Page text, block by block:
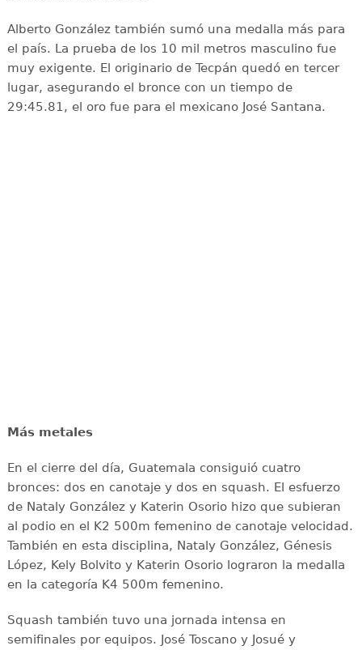
Alberto González también sumó una medalla más para
el país. La prueba de los 10 mil metros masculino fue
muy exigente. El originario de Tecpán quedó en tercer
lugar, asegurando el bronce con un tiempo de
29:45.81, el oro fue para el mexicano José Santana.
Más metales
En el cierre del día, Guatemala consiguió cuatro
bronces: dos en canotaje y dos en squash. El esfuerzo
de Nataly González y Katerin Osorio hizo que subieran
al podio en el K2 500m femenino de canotaje velocidad.
También en esta disciplina, Nataly González, Génesis
López, Kely Bolvito y Katerin Osorio lograron la medalla
en la categoría K4 500m femenino.
Squash también tuvo una jornada intensa en
semifinales por equipos. José Toscano y Josué y